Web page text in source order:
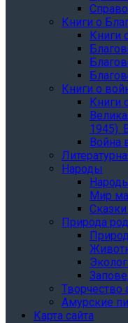
Книги о
Книги
Книги о
Книги
1945).
Война
Народы
Мир
Природа
Творчество
Амурские
Карта сайта